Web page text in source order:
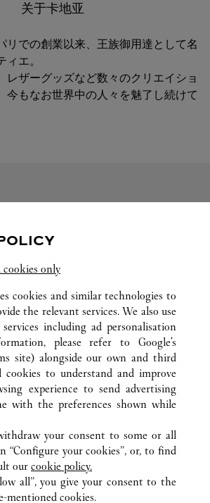
关于卡地亚
リでの創業以来、王族御用達として名
エ。
レザーグッズなど数々のクリエイショ
今もなお世界中の人々を魅了し続けて
on Facebook
in New Tab
on Instagram
in New TabVisit us on Tumblr
Link Opens in New Tab
位置 日本 沖縄県
那覇市
おもろまち4-1
only
cookies and similar technologies to
the relevant services. We also use
including ad personalisation
please refer to Google's
site) alongside our own and third
cookies to understand and improve
experience to send advertising
with the preferences shown while
your consent to some or all
“Configure your cookies”, or, to find
our cookie policy.
all”, you give your consent to the
mentioned cookies.